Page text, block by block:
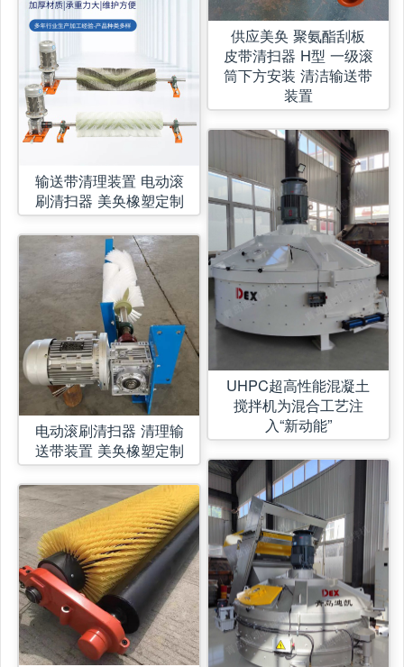
输送带清理装置 电动滚
刷清扫器 美奂橡塑定制
电动滚刷清扫器 清理输
送带装置 美奂橡塑定制
供应美奂 聚氨酯刮板
皮带清扫器 H型 一级滚
筒下方安装 清洁输送带
装置
UHPC超高性能混凝土
搅拌机为混合工艺注
入“新动能”